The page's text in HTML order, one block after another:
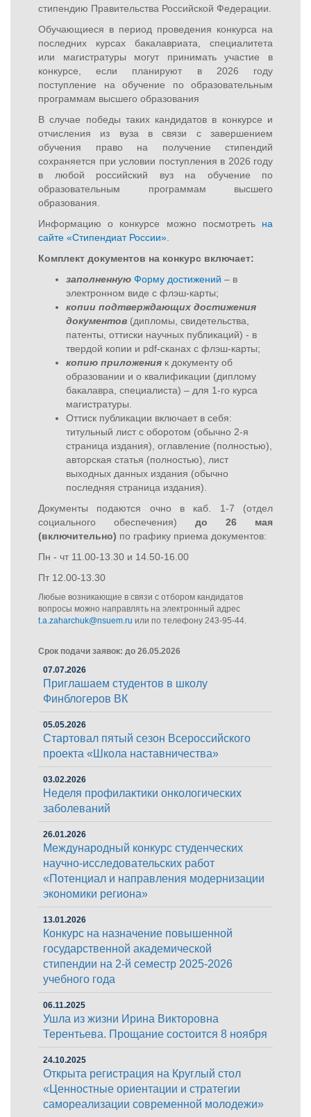
стипендию Правительства Российской Федерации.
Обучающиеся в период проведения конкурса на
последних курсах бакалавриата, специалитета
или магистратуры могут принимать участие в
конкурсе, если планируют в 2026 году
поступление на обучение по образовательным
программам высшего образования
В случае победы таких кандидатов в конкурсе и
отчисления из вуза в связи с завершением
обучения право на получение стипендий
сохраняется при условии поступления в 2026 году
в любой российский вуз на обучение по
образовательным программам высшего
образования.
Информацию о конкурсе можно посмотреть на
сайте «Стипендиат России»
Комплект документов на конкурс включает:
заполненную Форму достижений – в
электронном виде с флэш-карты;
копии подтверждающих достижения
документов (дипломы, свидетельства,
патенты, оттиски научных публикаций) - в
твердой копии и pdf-сканах с флэш-карты;
копию приложения к документу об
образовании и о квалификации (диплому
бакалавра, специалиста) – для 1-го курса
магистратуры.
Оттиск публикации включает в себя:
титульный лист с оборотом (обычно 2-я
страница издания), оглавление (полностью),
авторская статья (полностью), лист
выходных данных издания (обычно
последняя страница издания).
Документы подаются очно в каб. 1-7 (отдел
социального обеспечения) до 26 мая
(включительно) по графику приема документов:
Пн - чт 11.00-13.30 и 14.50-16.00
Пт 12.00-13.30
Любые возникающие в связи с отбором кандидатов
вопросы можно направлять на электронный адрес
t.a.zaharchuk@nsuem.ru или по телефону 243-95-44.
Срок подачи заявок: до 26.05.2026
07.07.2026
Приглашаем студентов в школу
Финблогеров ВК
05.05.2026
Стартовал пятый сезон Всероссийского
проекта «Школа наставничества»
03.02.2026
Неделя профилактики онкологических
заболеваний
26.01.2026
Международный конкурс студенческих
научно-исследовательских работ
«Потенциал и направления модернизации
экономики региона»
13.01.2026
Конкурс на назначение повышенной
государственной академической
стипендии на 2-й семестр 2025-2026
учебного года
06.11.2025
Ушла из жизни Ирина Викторовна
Терентьева. Прощание состоится 8 ноября
24.10.2025
Открыта регистрация на Круглый стол
«Ценностные ориентации и стратегии
самореализации современной молодежи»